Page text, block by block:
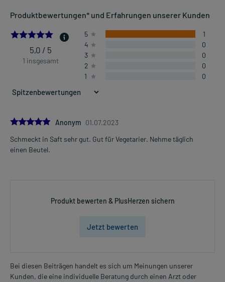
Produktbewertungen* und Erfahrungen unserer Kunden
5.0
5,0 / 5
1 insgesamt
5
1
4
0
3
0
2
0
1
0
5.0Anonym 01.07.2023
Schmeckt in Saft sehr gut. Gut für Vegetarier. Nehme täglich
einen Beutel.
Produkt bewerten & PlusHerzen sichern
Jetzt bewerten
Bei diesen Beiträgen handelt es sich um Meinungen unserer
Kunden, die eine individuelle Beratung durch einen Arzt oder